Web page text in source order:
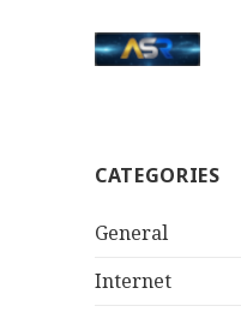
CATEGORIES
General
Internet